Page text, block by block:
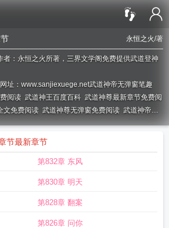
永恒之火/著
者：永恒之火所著，三界文学阁免费提供武道登神
址：www.sanjiexuege.net武道神帝无弹窗笔趣
阅读 武道神王百度百科 武道神尊最新章节免费阅
文免费阅读 武道神尊无弹窗免费阅读 武道神帝笔
阅读武道神尊免费阅读全文阅读武道神尊最新章
录
节最新章节
第832章 东风
第830章 明天
第828章 翻案
第826章 问你